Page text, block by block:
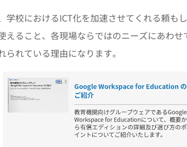
校におけるICT化を加速させてくれる頼も
ること、各現場ならではのニーズにあわせ
れている理由になります。